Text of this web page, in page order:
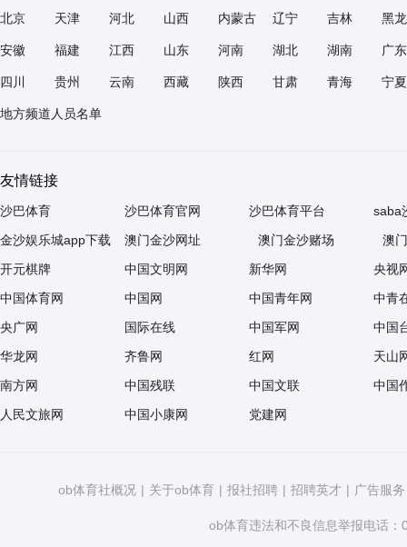
北京 天津 河北 山西 内蒙古 辽宁 吉林 黑
安徽 福建 江西 山东 河南 湖北 湖南 广东
四川 贵州 云南 西藏 陕西 甘肃 青海 宁夏
地方频道人员名单
友情链接
沙巴体育 沙巴体育官网 沙巴体育平台
saba
金沙娱乐城app下载
澳门金沙网址 澳门金沙赌场
澳
开元棋牌
中国文明网 新华网
央视
中国体育网
中国网 中国青年网
中青
央广网
国际在线 中国军网
中国
华龙网
齐鲁网 红网
天山
南方网
中国残联 中国文联
中国
人民文旅网
中国小康网 党建网
ob体育社概况 | 关于ob体育 | 报社招聘 | 招聘英才 | 广告服务
ob体育违法和不良信息举报电话